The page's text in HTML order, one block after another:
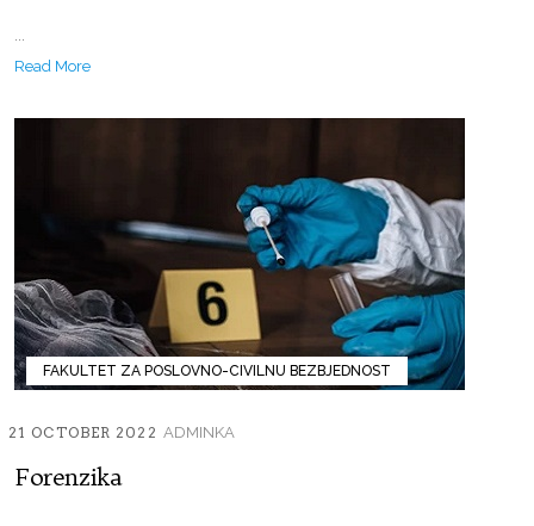
Read More
Forenzika
21 OCTOBER 2022
FAKULTET ZA POSLOVNO-CIVILNU BEZBJEDNOST
ADMINKA